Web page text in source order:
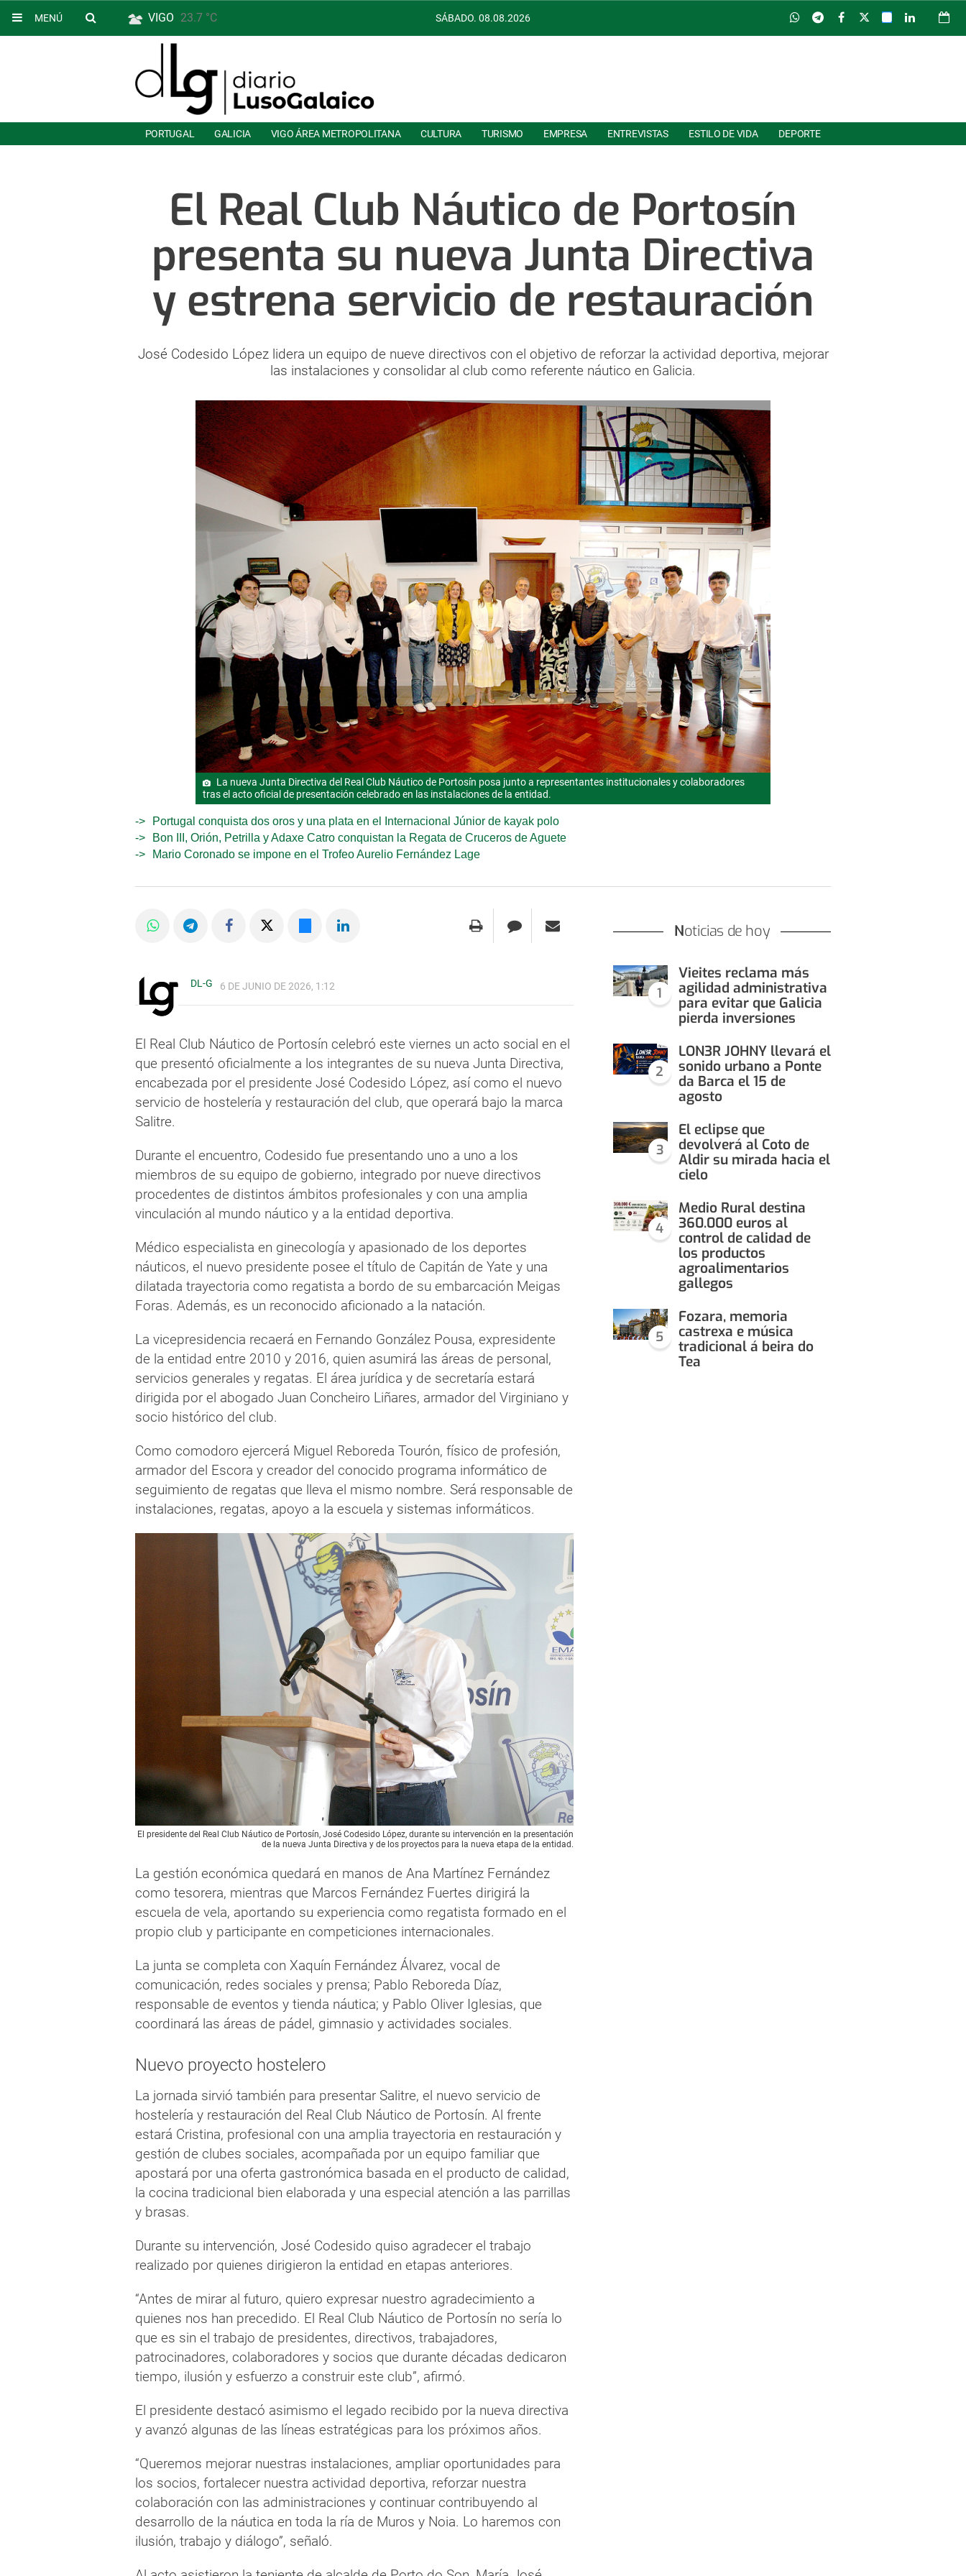
MENÚ VIGO 23.7 °C SÁBADO. 08.08.2026
PORTUGAL GALICIA VIGO ÁREA METROPOLITANA CULTURA TURISMO EMPRESA ENTREVISTAS ESTILO DE VIDA DEPORTE
El Real Club Náutico de Portosín
presenta su nueva Junta Directiva
y estrena servicio de restauración
José Codesido López lidera un equipo de nueve directivos con el objetivo de reforzar la actividad deportiva, mejorar
las instalaciones y consolidar al club como referente náutico en Galicia.
La nueva Junta Directiva del Real Club Náutico de Portosín posa junto a representantes institucionales y colaboradores
tras el acto oficial de presentación celebrado en las instalaciones de la entidad.
Portugal conquista dos oros y una plata en el Internacional Júnior de kayak polo
Bon III, Orión, Petrilla y Adaxe Catro conquistan la Regata de Cruceros de Aguete
Mario Coronado se impone en el Trofeo Aurelio Fernández Lage
DL-G 6 DE JUNIO DE 2026, 1:12
El Real Club Náutico de Portosín celebró este viernes un acto social en el
que presentó oficialmente a los integrantes de su nueva Junta Directiva,
encabezada por el presidente José Codesido López, así como el nuevo
servicio de hostelería y restauración del club, que operará bajo la marca
Salitre.
Durante el encuentro, Codesido fue presentando uno a uno a los
miembros de su equipo de gobierno, integrado por nueve directivos
procedentes de distintos ámbitos profesionales y con una amplia
vinculación al mundo náutico y a la entidad deportiva.
Médico especialista en ginecología y apasionado de los deportes
náuticos, el nuevo presidente posee el título de Capitán de Yate y una
dilatada trayectoria como regatista a bordo de su embarcación Meigas
Foras. Además, es un reconocido aficionado a la natación.
La vicepresidencia recaerá en Fernando González Pousa, expresidente
de la entidad entre 2010 y 2016, quien asumirá las áreas de personal,
servicios generales y regatas. El área jurídica y de secretaría estará
dirigida por el abogado Juan Concheiro Liñares, armador del Virginiano y
socio histórico del club.
Como comodoro ejercerá Miguel Reboreda Tourón, físico de profesión,
armador del Escora y creador del conocido programa informático de
seguimiento de regatas que lleva el mismo nombre. Será responsable de
instalaciones, regatas, apoyo a la escuela y sistemas informáticos.
El presidente del Real Club Náutico de Portosín, José Codesido López, durante su intervención en la presentación
de la nueva Junta Directiva y de los proyectos para la nueva etapa de la entidad.
La gestión económica quedará en manos de Ana Martínez Fernández
como tesorera, mientras que Marcos Fernández Fuertes dirigirá la
escuela de vela, aportando su experiencia como regatista formado en el
propio club y participante en competiciones internacionales.
La junta se completa con Xaquín Fernández Álvarez, vocal de
comunicación, redes sociales y prensa; Pablo Reboreda Díaz,
responsable de eventos y tienda náutica; y Pablo Oliver Iglesias, que
coordinará las áreas de pádel, gimnasio y actividades sociales.
Nuevo proyecto hostelero
La jornada sirvió también para presentar Salitre, el nuevo servicio de
hostelería y restauración del Real Club Náutico de Portosín. Al frente
estará Cristina, profesional con una amplia trayectoria en restauración y
gestión de clubes sociales, acompañada por un equipo familiar que
apostará por una oferta gastronómica basada en el producto de calidad,
la cocina tradicional bien elaborada y una especial atención a las parrillas
y brasas.
Durante su intervención, José Codesido quiso agradecer el trabajo
realizado por quienes dirigieron la entidad en etapas anteriores.
“Antes de mirar al futuro, quiero expresar nuestro agradecimiento a
quienes nos han precedido. El Real Club Náutico de Portosín no sería lo
que es sin el trabajo de presidentes, directivos, trabajadores,
patrocinadores, colaboradores y socios que durante décadas dedicaron
tiempo, ilusión y esfuerzo a construir este club”, afirmó.
El presidente destacó asimismo el legado recibido por la nueva directiva
y avanzó algunas de las líneas estratégicas para los próximos años.
“Queremos mejorar nuestras instalaciones, ampliar oportunidades para
los socios, fortalecer nuestra actividad deportiva, reforzar nuestra
colaboración con las administraciones y continuar contribuyendo al
desarrollo de la náutica en toda la ría de Muros y Noia. Lo haremos con
ilusión, trabajo y diálogo”, señaló.
Noticias de hoy
1
Vieites reclama más
agilidad administrativa
para evitar que Galicia
pierda inversiones
2
LON3R JOHNY llevará el
sonido urbano a Ponte
da Barca el 15 de
agosto
3
El eclipse que
devolverá al Coto de
Aldir su mirada hacia el
cielo
4
Medio Rural destina
360.000 euros al
control de calidad de
los productos
agroalimentarios
gallegos
5
Fozara, memoria
castrexa e música
tradicional á beira do
Tea